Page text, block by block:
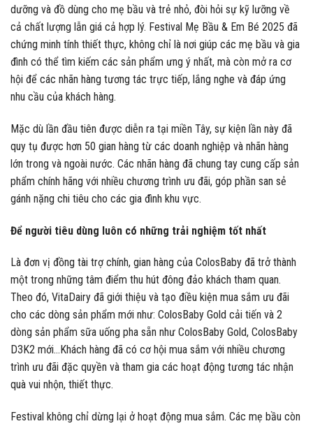
dưỡng và đồ dùng cho mẹ bầu và trẻ nhỏ, đòi hỏi sự kỹ lưỡng về
cả chất lượng lẫn giá cả hợp lý. Festival Mẹ Bầu & Em Bé 2025 đã
chứng minh tính thiết thực, không chỉ là nơi giúp các mẹ bầu và gia
đình có thể tìm kiếm các sản phẩm ưng ý nhất, mà còn mở ra cơ
hội để các nhãn hàng tương tác trực tiếp, lắng nghe và đáp ứng
nhu cầu của khách hàng.
Mặc dù lần đầu tiên được diễn ra tại miền Tây, sự kiện lần này đã
quy tụ được hơn 50 gian hàng từ các doanh nghiệp và nhãn hàng
lớn trong và ngoài nước. Các nhãn hàng đã chung tay cung cấp sản
phẩm chính hãng với nhiều chương trình ưu đãi, góp phần san sẻ
gánh nặng chi tiêu cho các gia đình khu vực.
Để người tiêu dùng luôn có những trải nghiệm tốt nhất
Là đơn vị đồng tài trợ chính, gian hàng của ColosBaby đã trở thành
một trong những tâm điểm thu hút đông đảo khách tham quan.
Theo đó, VitaDairy đã giới thiệu và tạo điều kiện mua sắm ưu đãi
cho các dòng sản phẩm mới như: ColosBaby Gold cải tiến và 2
dòng sản phẩm sữa uống pha sẵn như ColosBaby Gold, ColosBaby
D3K2 mới…Khách hàng đã có cơ hội mua sắm với nhiều chương
trình ưu đãi đặc quyền và tham gia các hoạt động tương tác nhận
quà vui nhộn, thiết thực.
Festival không chỉ dừng lại ở hoạt động mua sắm. Các mẹ bầu còn